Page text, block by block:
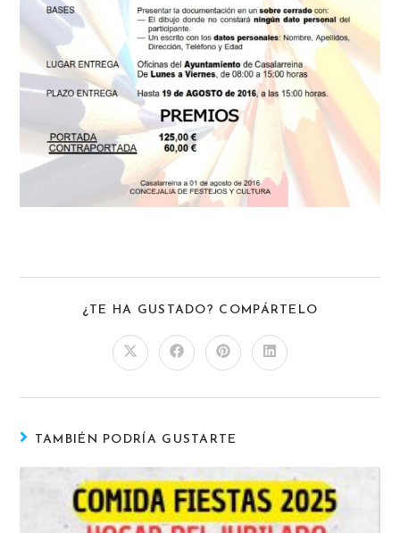
¿TE HA GUSTADO? COMPÁRTELO
TAMBIÉN PODRÍA GUSTARTE